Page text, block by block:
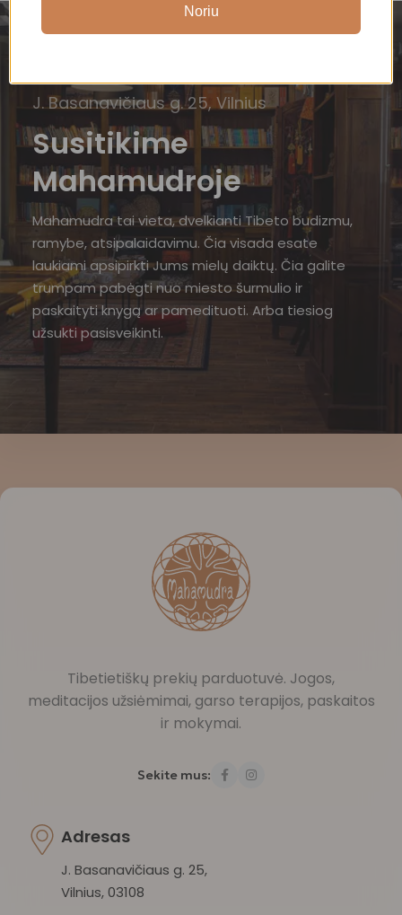
J. Basanavičiaus g. 25, Vilnius
Susitikime
Mahamudroje
Mahamudra tai vieta, dvelkianti Tibeto budizmu,
ramybe, atsipalaidavimu. Čia visada esate
laukiami apsipirkti Jums mielų daiktų. Čia galite
trumpam pabėgti nuo miesto šurmulio ir
paskaityti knygą ar pamedituoti. Arba tiesiog
užsukti pasisveikinti.
Tibetietiškų prekių parduotuvė. Jogos,
meditacijos užsiėmimai, garso terapijos, paskaitos
ir mokymai.
Sekite mus:
Adresas
J. Basanavičiaus g. 25,
Vilnius, 03108
Noriu